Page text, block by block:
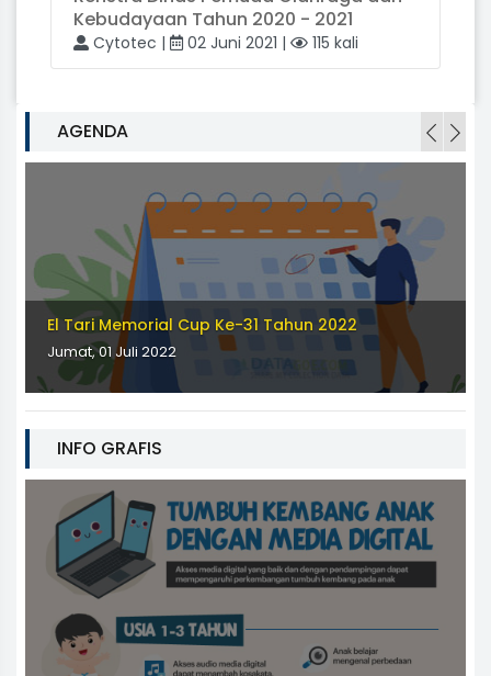
Kebudayaan Tahun 2020 - 2021
Cytotec | 02 Juni 2021 | 115 kali
AGENDA
El Tari Memorial Cup Ke-31 Tahun 2022
Jumat, 01 Juli 2022
INFO GRAFIS